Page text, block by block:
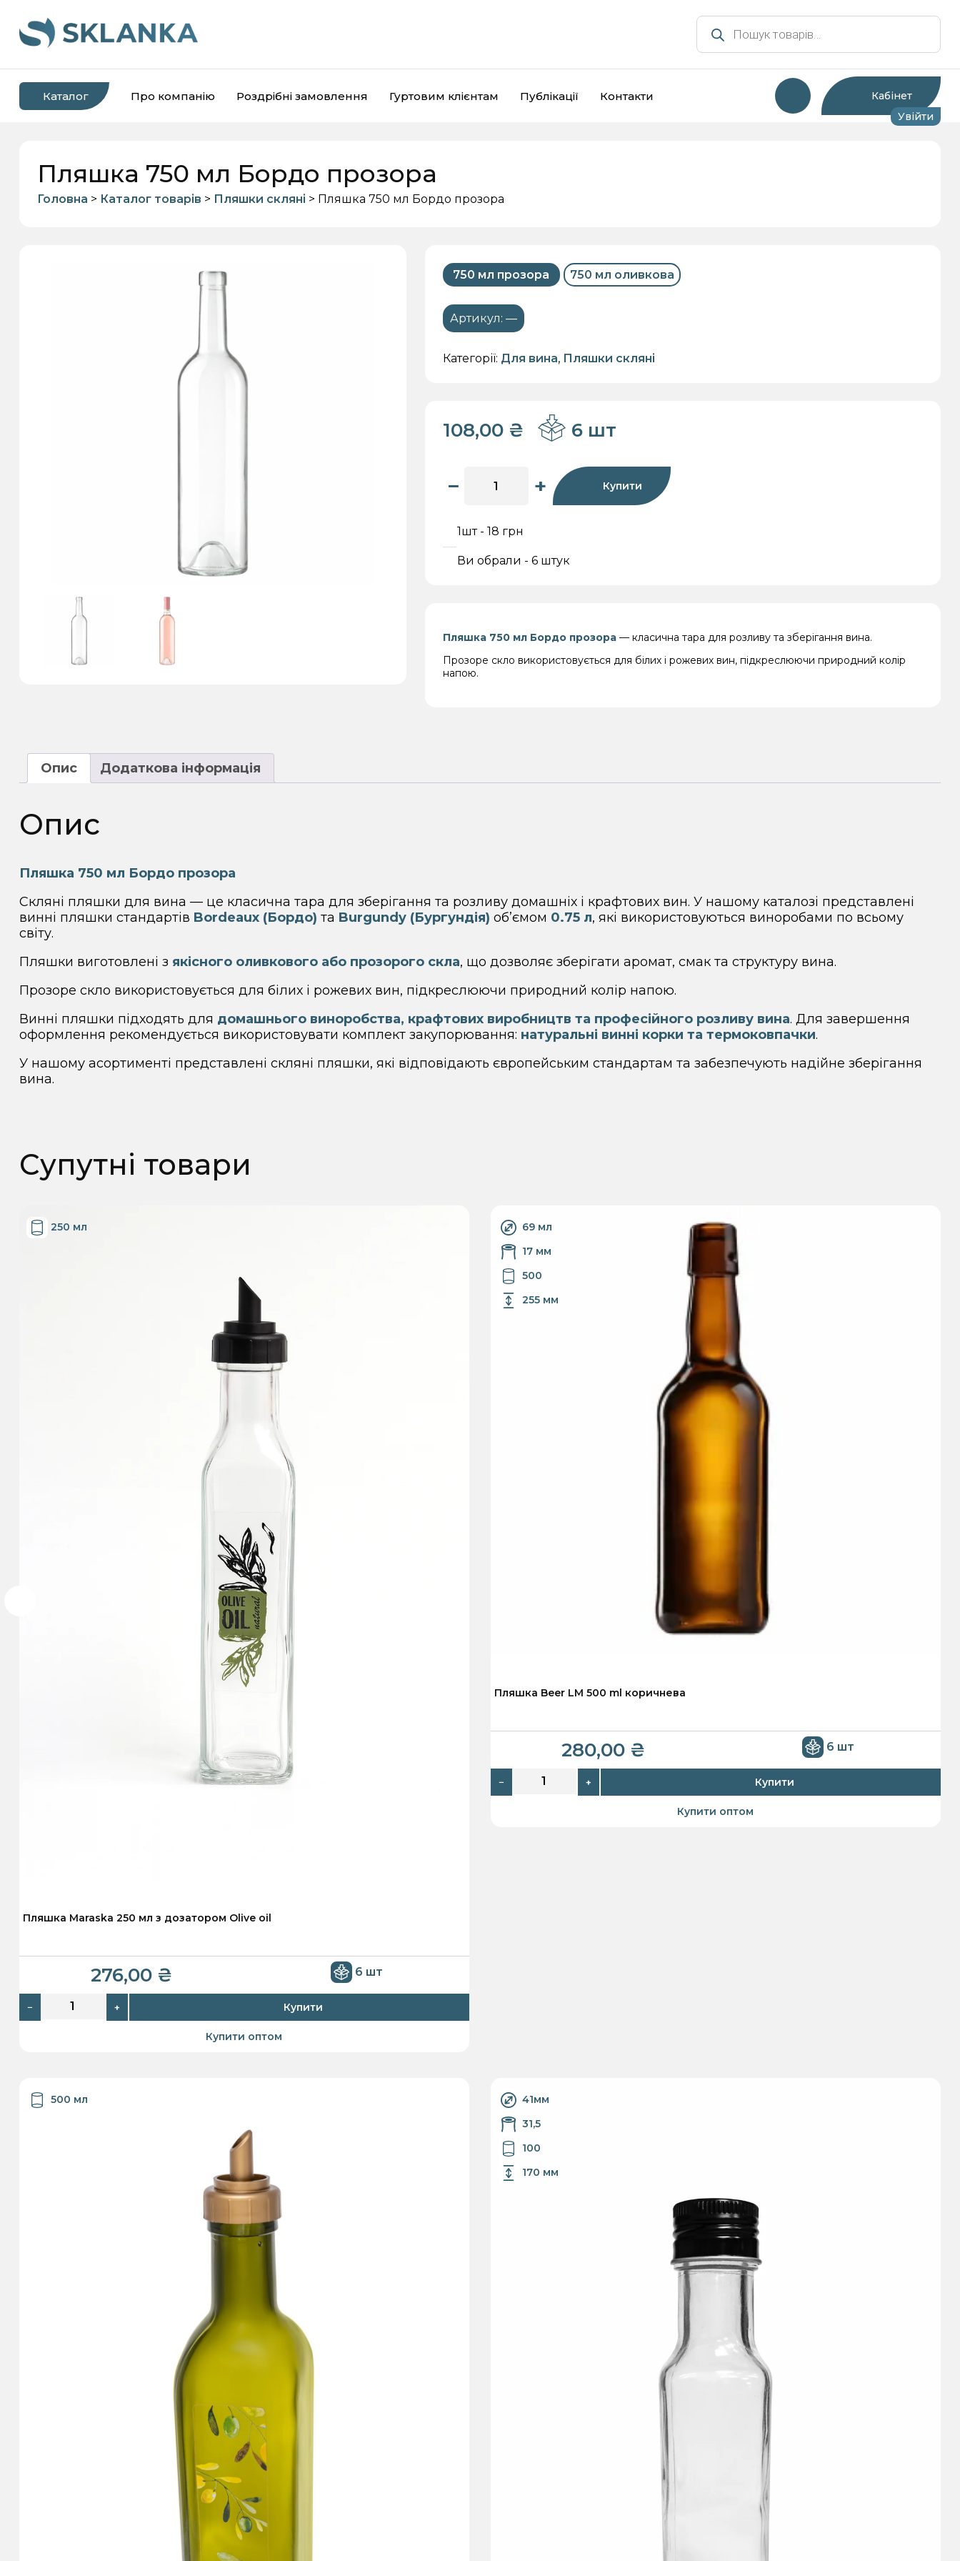
товарів
Каталог
Пластикова тара
Ємності для зберігання та
сервірування
зберігання
Для олії
Про компанію Роздрібні замовлення Гуртовим клієнтам Публікації Контакти
Кабінет
Увійти
Пляшка 750 мл Бордо прозора
Головна > Каталог товарів > Пляшки скляні > Пляшка 750 мл Бордо прозора
750 мл прозора 750 мл оливкова
Артикул: —
Категорії: Для вина, Пляшки скляні
108,00 ₴ 6 шт
− + Купити
1шт - 18 грн
Ви обрали - 6 штук
Пляшка 750 мл Бордо прозора— класична тара для розливу та зберігання вина.
Прозоре скло використовується для білих і рожевих вин, підкреслюючи природний колір
напою.
Опис Додаткова інформація
Опис
Пляшка 750 мл Бордо прозора
Скляні пляшки для вина — це класична тара для зберігання та розливу домашніх і крафтових вин. У нашому каталозі представлені
винні пляшки стандартів Bordeaux (Бордо) та Burgundy (Бургундія) об’ємом 0.75 л, які використовуються виноробами по всьому
світу.
Пляшки виготовлені з якісного оливкового або прозорого скла, що дозволяє зберігати аромат, смак та структуру вина.
Прозоре скло використовується для білих і рожевих вин, підкреслюючи природний колір напою.
Винні пляшки підходять для домашнього виноробства, крафтових виробництв та професійного розливу вина. Для завершення
оформлення рекомендується використовувати комплект закупорювання: натуральні винні корки та термоковпачки.
У нашому асортименті представлені скляні пляшки, які відповідають європейським стандартам та забезпечують надійне зберігання
вина.
Супутні товари
Пляшка Maraska 250 мл з дозатором Olive oil
276,00 ₴ 6 шт
250 мл
− + Купити
Купити оптом
Пляшка Beer LM 500 ml коричнева
280,00 ₴ 6 шт
69 мл
17 мм
500
255 мм
− + Купити
Купити оптом
500 мл
41мм
31,5
100
170 мм